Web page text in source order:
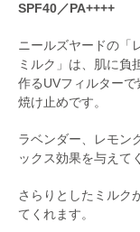
SPF40／PA++++
ニールズヤードの「
ミルク」は、肌に負
作るUVフィルター
焼け止めです。
ラベンダー、レモン
ックス効果を与えて
さらりとしたミルク
てくれます。